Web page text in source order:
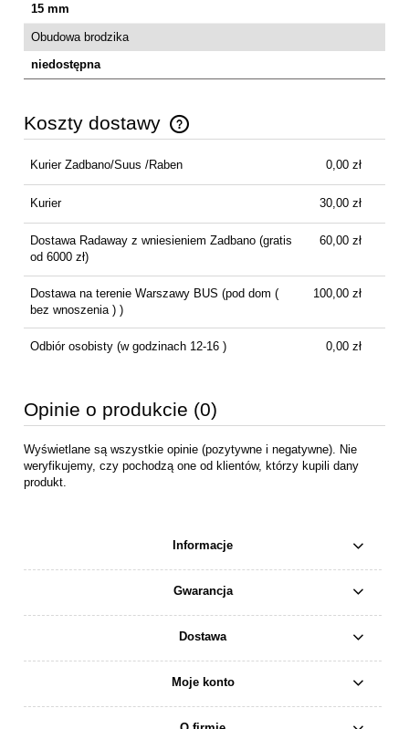
15 mm
Obudowa brodzika
niedostępna
Koszty dostawy
Cena nie zawiera ewentualnych kosztów płatności
Kurier Zadbano/Suus /Raben 0,00 zł
Kurier 30,00 zł
Dostawa Radaway z wniesieniem Zadbano(gratis
od 6000 zł)
60,00 zł
Dostawa na terenie Warszawy BUS (pod dom (
bez wnoszenia ) )
100,00 zł
Odbiór osobisty(w godzinach 12-16 ) 0,00 zł
Opinie o produkcie (0)
Wyświetlane są wszystkie opinie (pozytywne i negatywne). Nie
weryfikujemy, czy pochodzą one od klientów, którzy kupili dany
produkt.
Informacje
Gwarancja
Dostawa
Moje konto